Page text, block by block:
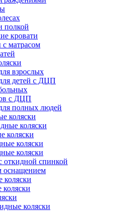
полкой
кровати
матрасом
взрослых
детей с ДЦП
с ДЦП
полных людей
коляски
коляски
коляски
коляски
коляски
откидной спинкой
оснащением
коляски
коляски